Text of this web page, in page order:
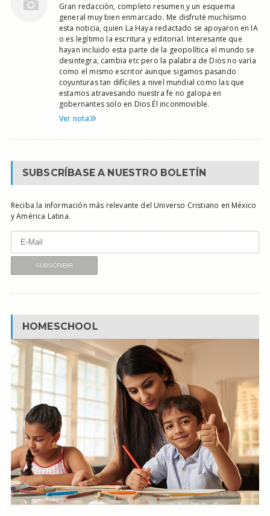
Gran redacción, completo resumen y un esquema
general muy bien enmarcado. Me disfruté muchísimo
esta noticia, quien La Haya redactado se apoyaron en IA
o es legítimo la escritura y editorial. Interesante que
hayan incluido esta parte de la geopolítica el mundo se
desintegra, cambia etc pero la palabra de Dios no varía
como el mismo escritor aunque sigamos pasando
coyunturas tan difíciles a nivel mundial como las que
estamos atravesando nuestra fe no galopa en
gobernantes solo en Dios Él inconmovible.
Ver nota
SUBSCRÍBASE A NUESTRO BOLETÍN
Reciba la información más relevante del Universo Cristiano en México
y América Latina.
HOMESCHOOL